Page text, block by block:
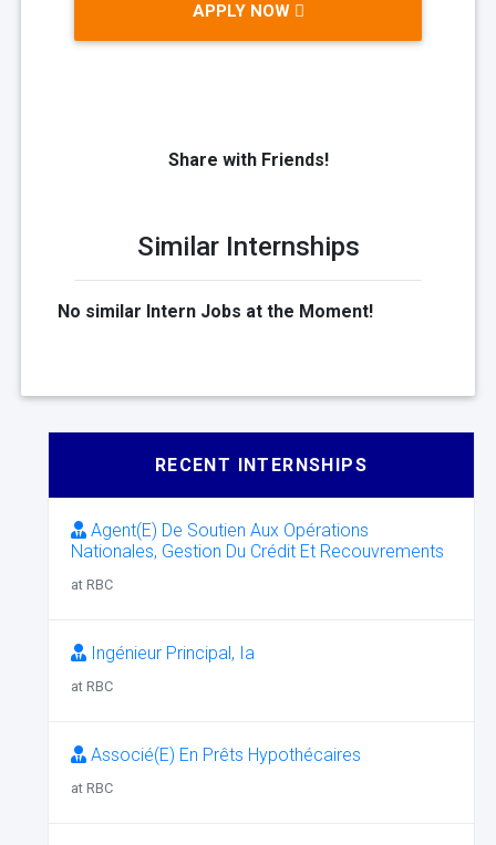
APPLY NOW
Share with Friends!
Similar Internships
No similar Intern Jobs at the Moment!
RECENT INTERNSHIPS
Agent(E) De Soutien Aux Opérations
Nationales, Gestion Du Crédit Et Recouvrements
at RBC
Ingénieur Principal, Ia
at RBC
Associé(E) En Prêts Hypothécaires
at RBC